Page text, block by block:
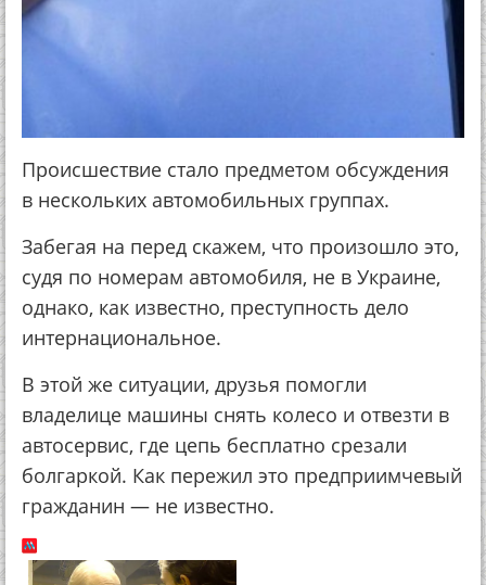
Происшествие стало предметом обсуждения
в нескольких автомобильных группах.
Забегая на перед скажем, что произошло это,
судя по номерам автомобиля, не в Украине,
однако, как известно, преступность дело
интернациональное.
В этой же ситуации, друзья помогли
владелице машины снять колесо и отвезти в
автосервис, где цепь бесплатно срезали
болгаркой. Как пережил это предприимчевый
гражданин — не известно.